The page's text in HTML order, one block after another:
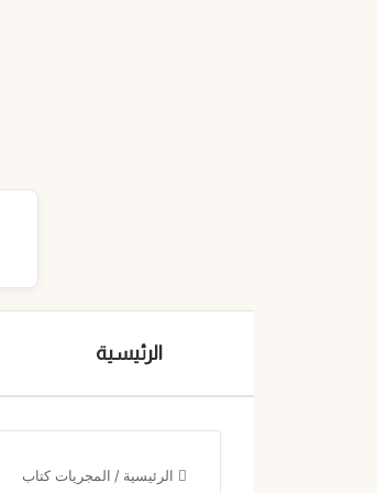
الرئيسية
الرئيسية / المجريات كتاب